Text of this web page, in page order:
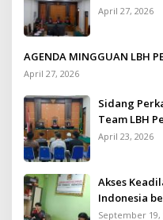
April 27, 2026
AGENDA MINGGUAN LBH
April 27, 2026
Sidang
Team LBH
April 23, 2026
Akses
Indonesia
Gratis untuk
September 19,